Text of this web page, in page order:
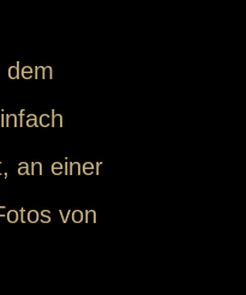
dem
an einer
von